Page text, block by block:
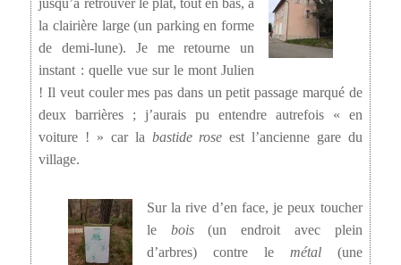
jusqu’à retrouver le plat, tout en bas, à
la clairière large (un parking en forme
de demi-lune). Je me retourne un
instant : quelle vue sur le mont Julien
! Il veut couler mes pas dans un petit passage marqué de
deux barrières ; j’aurais pu entendre autrefois « en
voiture ! » car la bastide rose est l’ancienne gare du
village.
Sur la rive d’en face, je peux toucher
le bois(un endroit avec plein
d’arbres) contre le métal (une